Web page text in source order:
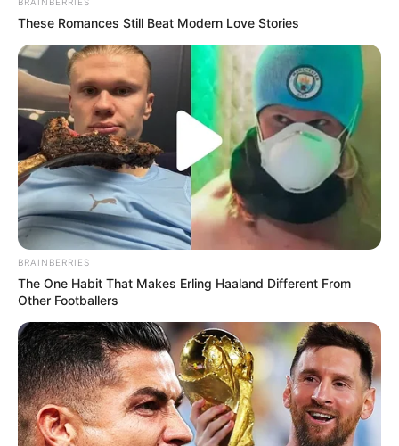
BRAINBERRIES
These Romances Still Beat Modern Love Stories
BRAINBERRIES
The One Habit That Makes Erling Haaland Different From
Other Footballers